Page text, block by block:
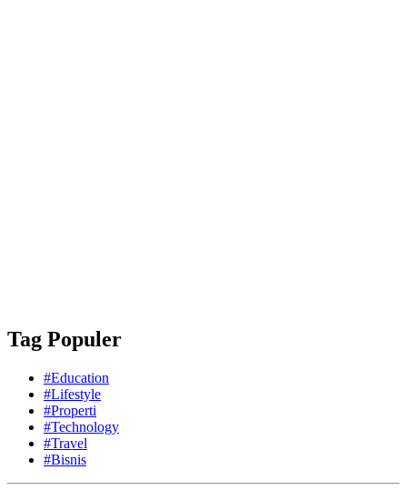
Tag Populer
#Education
#Lifestyle
#Properti
#Technology
#Travel
#Bisnis